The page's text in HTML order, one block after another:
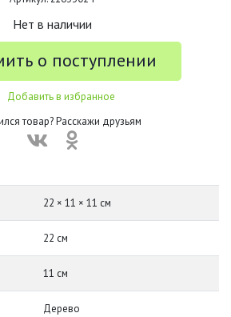
Нет в наличии
о поступлении
Добавить в избранное
товар? Расскажи друзьям
22 × 11 × 11 см
22 см
11 см
Дерево